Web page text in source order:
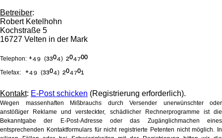
Betreiber:
Robert Ketelhohn
Kochstraße 5
16727 Velten in der Mark
Telephon: ⁺⁴⁹ (³³⁰⁴) ²⁰⁴⁷⁰⁰
Telefax: ⁺⁴⁹ (³³⁰⁴) ²⁰⁴⁷⁰¹
Kontakt: E-Post schicken (Registrierung erforderlich).
Wegen massenhaften Mißbrauchs durch Versender unerwünschter oder
anstößiger Reklame und versteckter, schädlicher Rechnerprogramme ist die
Bekanntgabe der E-Post-Adresse oder das Zugänglichmachen eines
entsprechenden Kontaktformulars für nicht registrierte Petenten nicht möglich. In